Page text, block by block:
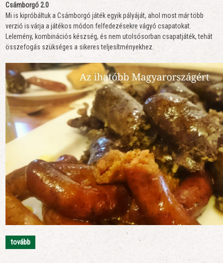
Csámborgó 2.0
Mi is kipróbáltuk a Csámborgó játék egyik pályáját, ahol most már több
verzió is várja a játékos módon felfedezésekre vágyó csapatokat.
Lelemény, kombinációs készség, és nem utolsósorban csapatjáték, tehát
összefogás szükséges a sikeres teljesítményekhez.
tovább